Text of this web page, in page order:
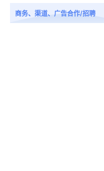
商务、渠道、广告合作/招聘